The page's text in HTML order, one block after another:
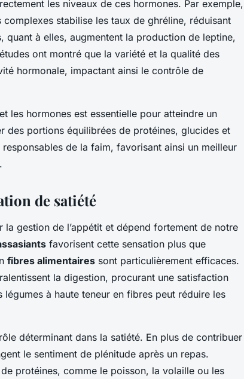
les niveaux de ces hormones. Par exemple,
stabilise les taux de ghréline, réduisant
quant à elles, augmentent la production de leptine,
ont montré que la variété et la qualité des
hormonale, impactant ainsi le contrôle de
et les hormones est essentielle pour atteindre un
des portions équilibrées de protéines, glucides et
de la faim, favorisant ainsi un meilleur
de satiété
la gestion de l’appétit et dépend fortement de notre
favorisent cette sensation plus que
fibres alimentaires sont particulièrement efficaces.
la digestion, procurant une satisfaction
à haute teneur en fibres peut réduire les
déterminant dans la satiété. En plus de contribuer
le sentiment de plénitude après un repas.
protéines, comme le poisson, la volaille ou les